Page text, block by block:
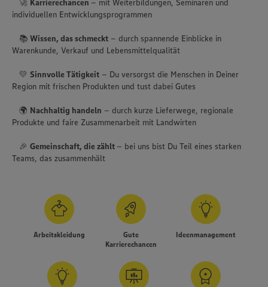
🚀 Karrierechancen – mit Weiterbildungen, Seminaren und
individuellen Entwicklungsprogrammen
📚Wissen, das schmeckt – durch spannende Einblicke in
Warenkunde, Verkauf und Lebensmittelqualität
💛 Sinnvolle Tätigkeit – Du versorgst die Menschen in Deiner
Region mit frischen Produkten und tust dabei Gutes
🌍 Nachhaltig handeln – durch kurze Lieferwege, regionale
Produkte und faire Zusammenarbeit mit Landwirten
🎉 Gemeinschaft, die zählt – bei uns bist Du Teil eines starken
Teams, das zusammenhält
Arbeitskleidung
Gute
Karrierechancen
Ideenmanagement